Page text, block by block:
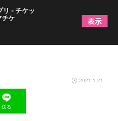
２』第5弾イメ
2021.1.21
送る
リ - チケッ
チケ 表示